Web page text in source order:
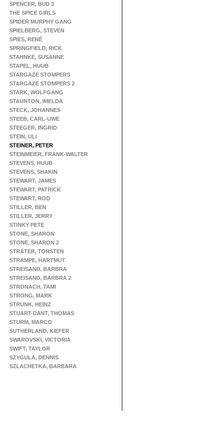
SPENCER, BUD 3
THE SPICE GIRLS
SPIDER MURPHY GANG
SPIELBERG, STEVEN
SPIES, RENÉ
SPRINGFIELD, RICK
STAHNKE, SUSANNE
STAPEL, HUUB
STARGAZE STOMPERS
STARGAZE STOMPERS 2
STARK, WOLFGANG
STAUNTON, IMELDA
STECK, JOHANNES
STEEB, CARL-UWE
STEEGER, INGRID
STEIN, ULI
STEINER, PETER
STEINMEIER, FRANK-WALTER
STEVENS, HUUB
STEVENS, SHAKIN
STEWART, JAMES
STEWART, PATRICK
STEWART, ROD
STILLER, BEN
STILLER, JERRY
STINKY PETE
STONE, SHARON
STONE, SHARON 2
STRÄTER, TORSTEN
STRAMPE, HARTMUT
STREISAND, BARBRA
STREISAND, BARBRA 2
STRONACH, TAMI
STRONG, MARK
STRUNK, HEINZ
STUART-DANT, THOMAS
STURM, MARCO
SUTHERLAND, KIEFER
SWAROVSKI, VICTORIA
SWIFT, TAYLOR
SZYGULA, DENNIS
SZLACHETKA, BARBARA